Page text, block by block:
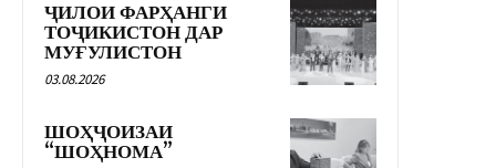
ҶИЛОИ ФАРҲАНГИ
ТОҶИКИСТОН ДАР
МУҒУЛИСТОН
03.08.2026
ШОҲҶОИЗАИ
“ШОҲНОМА”